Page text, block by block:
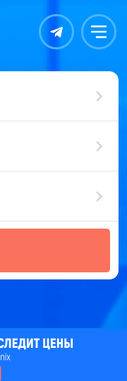
Контакты Меню